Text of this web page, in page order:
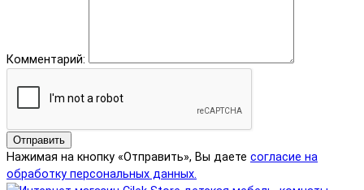
Комментарий:
Отправить
Нажимая на кнопку «Отправить», Вы даете согласие на
обработку персональных данных.